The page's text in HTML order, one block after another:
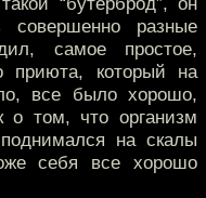
совершенно разные
самое простое,
приюта, который на
все было хорошо,
о том, что организм
на скалы
себя все хорошо